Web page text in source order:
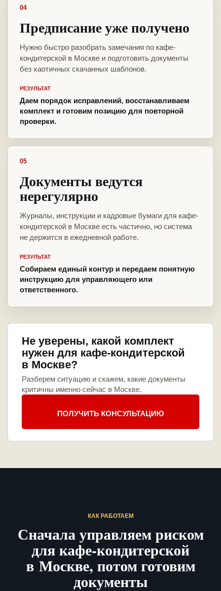
04
Предписание уже получено
Нужно быстро разобрать замечания по кафе-
кондитерской в Москве и подготовить документы
без хаотичных скачанных шаблонов.
РЕЗУЛЬТАТ
Даем порядок исправлений, восстанавливаем
комплект и готовим позицию для повторной
проверки.
05
Документы ведутся
нерегулярно
Журналы, инструкции и кадровые бумаги для кафе-
кондитерской в Москве есть частично, но система
не держится в ежедневной работе.
РЕЗУЛЬТАТ
Собираем единый контур и передаем понятную
инструкцию для управляющего или
ответственного.
Не уверены, какой комплект
нужен для кафе-кондитерской
в Москве?
Разберем ситуацию и скажем, какие документы
критичны именно сейчас в Москве.
ПОЛУЧИТЬ КОНСУЛЬТАЦИЮ
КАК РАБОТАЕМ
Сначала управляем риском
для кафе-кондитерской
в Москве, потом готовим
документы